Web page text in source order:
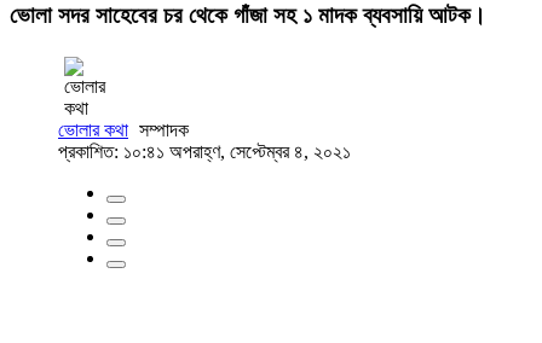
ভোলা সদর সাহেবের চর থেকে গাঁজা সহ ১ মাদক ব্যবসায়ি আটক।
ভোলার কথা সম্পাদক
প্রকাশিত: ১০:৪১ অপরাহ্ণ, সেপ্টেম্বর ৪, ২০২১